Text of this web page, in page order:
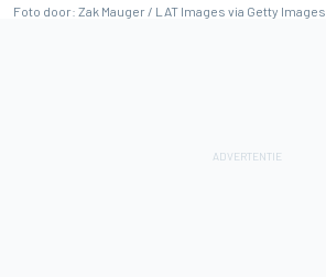
Foto door: Zak Mauger / LAT Images via Getty Images